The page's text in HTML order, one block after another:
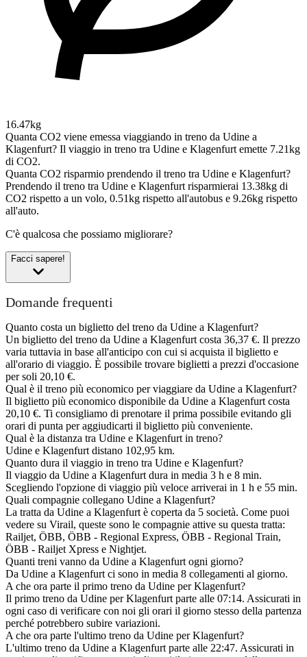
16.47kg
Quanta CO2 viene emessa viaggiando in treno da Udine a
Klagenfurt? Il viaggio in treno tra Udine e Klagenfurt emette 7.21kg
di CO2.
Quanta CO2 risparmio prendendo il treno tra Udine e Klagenfurt?
Prendendo il treno tra Udine e Klagenfurt risparmierai 13.38kg di
CO2 rispetto a un volo, 0.51kg rispetto all'autobus e 9.26kg rispetto
all'auto.
C'è qualcosa che possiamo migliorare?
Facci sapere!
Domande frequenti
Quanto costa un biglietto del treno da Udine a Klagenfurt?
Un biglietto del treno da Udine a Klagenfurt costa 36,37 €. Il prezzo
varia tuttavia in base all'anticipo con cui si acquista il biglietto e
all'orario di viaggio. È possibile trovare biglietti a prezzi d'occasione
per soli 20,10 €.
Qual è il treno più economico per viaggiare da Udine a Klagenfurt?
Il biglietto più economico disponibile da Udine a Klagenfurt costa
20,10 €. Ti consigliamo di prenotare il prima possibile evitando gli
orari di punta per aggiudicarti il biglietto più conveniente.
Qual è la distanza tra Udine e Klagenfurt in treno?
Udine e Klagenfurt distano 102,95 km.
Quanto dura il viaggio in treno tra Udine e Klagenfurt?
Il viaggio da Udine a Klagenfurt dura in media 3 h e 8 min.
Scegliendo l'opzione di viaggio più veloce arriverai in 1 h e 55 min.
Quali compagnie collegano Udine a Klagenfurt?
La tratta da Udine a Klagenfurt è coperta da 5 società. Come puoi
vedere su Virail, queste sono le compagnie attive su questa tratta:
Railjet, ÖBB, ÖBB - Regional Express, ÖBB - Regional Train,
ÖBB - Railjet Xpress e Nightjet.
Quanti treni vanno da Udine a Klagenfurt ogni giorno?
Da Udine a Klagenfurt ci sono in media 8 collegamenti al giorno.
A che ora parte il primo treno da Udine per Klagenfurt?
Il primo treno da Udine per Klagenfurt parte alle 07:14. Assicurati in
ogni caso di verificare con noi gli orari il giorno stesso della partenza
perché potrebbero subire variazioni.
A che ora parte l'ultimo treno da Udine per Klagenfurt?
L'ultimo treno da Udine a Klagenfurt parte alle 22:47. Assicurati in